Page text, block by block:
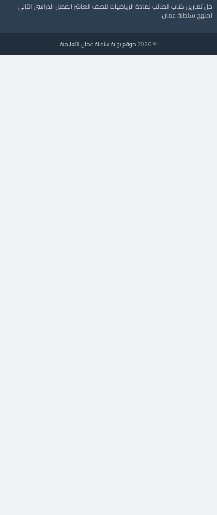
حل تمارين كتاب الطالب لمادة الرياضيات للصف العاشر الفصل الدراسي الثاني
لمنهج سلطنة عمان
© 2026 موقع بوابة سلطنة عمان التعليمية